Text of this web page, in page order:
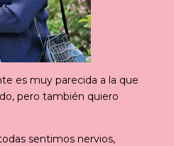
es muy parecida a la que
pero también quiero
sentimos nervios,